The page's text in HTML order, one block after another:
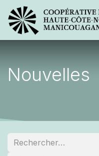
Nouvelles